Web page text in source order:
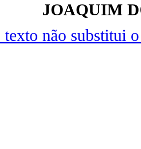
JOAQUIM
texto não substitui